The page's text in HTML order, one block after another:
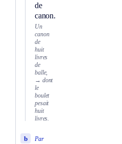
de
canon.
Un
canon
de
huit
livres
de
balle,
→ dont
le
boulet
pesait
huit
livres.
Par
b